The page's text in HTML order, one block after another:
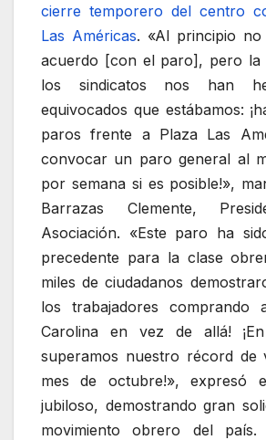
cierre temporero del centro
Las Américas. «Al principio no
acuerdo [con el paro], pero la
los sindicatos nos han
equivocados que estábamos:
paros frente a Plaza Las
convocar un paro general al
por semana si es posible!»,
Barrazas Clemente,
Asociación. «Este paro ha
precedente para la clase
miles de ciudadanos
los trabajadores comprando
Carolina en vez de allá!
superamos nuestro récord de
mes de octubre!», expresó
jubiloso, demostrando gran
movimiento obrero del país.